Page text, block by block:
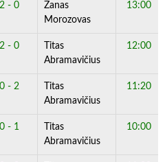
2 - 0
Žanas
Morozovas
13:00
2 - 0
Titas
Abramavičius
12:00
0 - 2
Titas
Abramavičius
11:20
0 - 1
Titas
Abramavičius
10:00